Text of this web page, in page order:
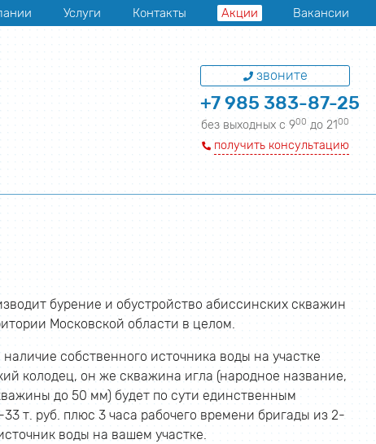
Услуги Контакты Акции Вакансии
звоните
+7 985 383-87-25
без выходных с 900до 2100
получить консультацию
бурение и обустройство абиссинских скважин
Московской области в целом.
собственного источника воды на участке
колодец, он же скважина игла (народное название,
до 50 мм) будет по сути единственным
т. руб. плюс 3 часа рабочего времени бригады из 2-
воды на вашем участке.